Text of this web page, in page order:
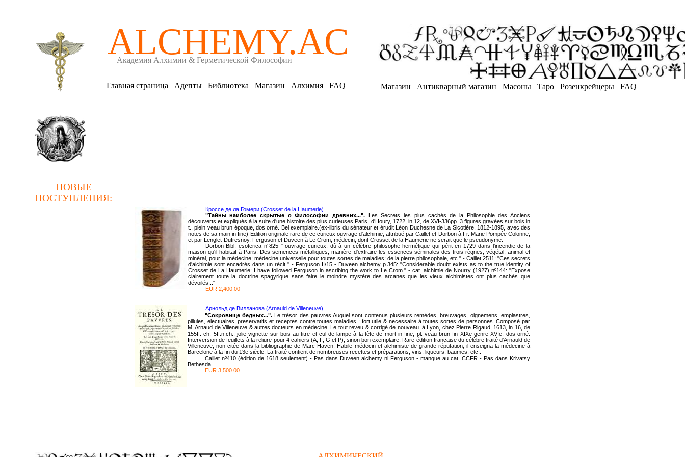
ALCHEMY.AC
Академия Алхимии & Герметической Философии
Главная страница Адепты Библиотека Магазин Алхимия FAQ Магазин Антикварный магазин Масоны Таро Розенкрейцеры FAQ
НОВЫЕ
ПОСТУПЛЕНИЯ:
Кроссе де ла Гомери (Crosset de la Haumerie)
"Тайны наиболее скрытые о Философии древних...". Les Secrets les plus cachés de la Philosophie des Anciens
découverts et expliqués à la suite d'une histoire des plus curieuses Paris, d'Houry, 1722, in 12, de XVI-336pp. 3 figures gravées sur bois in
t., plein veau brun époque, dos orné. Bel exemplaire.(ex-libris du sénateur et érudit Léon Duchesne de La Sicotière, 1812-1895, avec des
notes de sa main in fine) Edition originale rare de ce curieux ouvrage d'alchimie, attribué par Caillet et Dorbon à Fr. Marie Pompée Colonne,
et par Lenglet-Dufresnoy, Ferguson et Duveen à Le Crom, médecin, dont Crosset de la Haumerie ne serait que le pseudonyme.
Dorbon Bibl. esoterica n°825 " ouvrage curieux, dû à un célèbre philosophe hermétique qui périt en 1729 dans l'incendie de la
maison qu'il habitait à Paris. Des semences métalliques, manière d'extraire les essences séminales des trois règnes, végétal, animal et
minéral, pour la médecine; médecine universelle pour toutes sortes de maladies; de la pierre philosophale, etc." - Caillet 2511: "Ces secrets
d'alchimie sont encadrés dans un récit." - Ferguson II/15 - Duveen alchemy p.345: "Considerable doubt exists as to the true identity of
Crosset de La Haumerie: I have followed Ferguson in ascribing the work to Le Crom." - cat. alchimie de Nourry (1927) nº144: "Expose
clairement toute la doctrine spagyrique sans faire le moindre mystère des arcanes que les vieux alchimistes ont plus cachés que
dévoilés..."
EUR 2,400.00
Арнольд де Вилланова (Arnauld de Villeneuve)
"Сокровище бедных...".Le trésor des pauvres Auquel sont contenus plusieurs remèdes, breuvages, oignemens, emplastres,
pillules, electuaires, preservatifs et receptes contre toutes maladies : fort utile & necessaire à toutes sortes de personnes. Composé par
M. Arnaud de Villeneuve & autres docteurs en médecine. Le tout reveu & corrigé de nouveau. à Lyon, chez Pierre Rigaud, 1613, in 16, de
155ff. ch. 5ff.n.ch., jolie vignette sur bois au titre et cul-de-lampe à la tête de mort in fine, pl. veau brun fin XIXe genre XVIe, dos orné.
Interversion de feuillets à la reliure pour 4 cahiers (A, F, G et P), sinon bon exemplaire. Rare édition française du célèbre traité d'Arnauld de
Villeneuve, non citée dans la bibliographie de Marc Haven. Habile médecin et alchimiste de grande réputation, il enseigna la médecine à
Barcelone à la fin du 13e siècle. La traité contient de nombreuses recettes et préparations, vins, liqueurs, baumes, etc..
Caillet nº410 (édition de 1618 seulement) - Pas dans Duveen alchemy ni Ferguson - manque au cat. CCFR - Pas dans Krivatsy
Bethesda.
EUR 3,500.00